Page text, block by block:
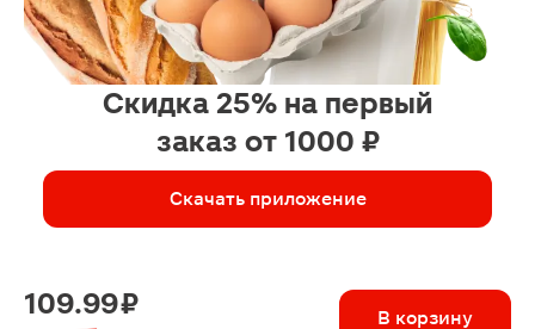
Скидка 25% на первый
заказ от 1000 ₽
Скачать приложение
109.99 ₽ В корзину